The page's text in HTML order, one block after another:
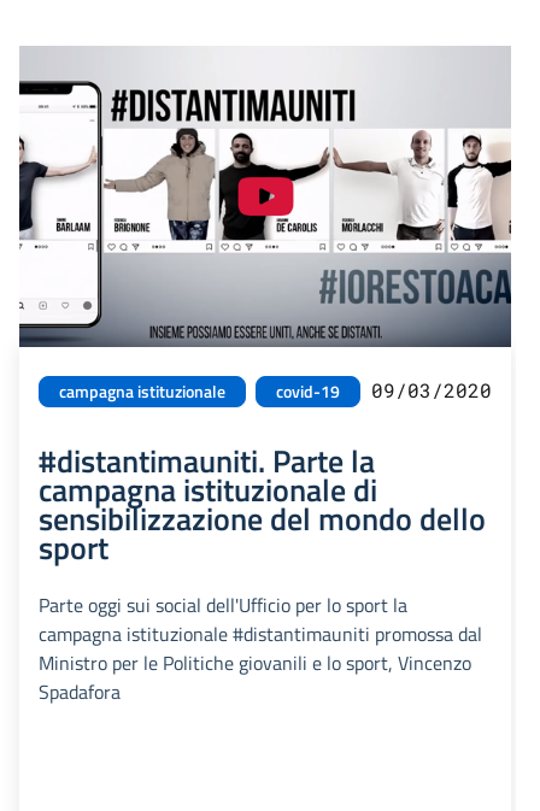
campagna istituzionale covid-19 09/03/2020
#distantimauniti. Parte la
campagna istituzionale di
sensibilizzazione del mondo dello
sport
Parte oggi sui social dell'Ufficio per lo sport la
campagna istituzionale #distantimauniti promossa dal
Ministro per le Politiche giovanili e lo sport, Vincenzo
Spadafora